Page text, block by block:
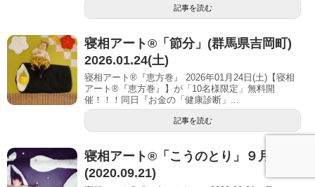
記事を読む
寝相アート®「節分」(群馬県吉岡町)
2026.01.24(土)
寝相アート®『恵方巻』 2026年01月24日(土)【寝相
アート®︎『恵方巻』】が「10名様限定」無料開
催！！！同日『お金の「健康診断」...
記事を読む
寝相アート®「こうのとり」９月
(2020.09.21)